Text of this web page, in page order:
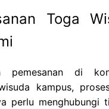
Toga
pemesanan di
kampus,
perlu menghubungi